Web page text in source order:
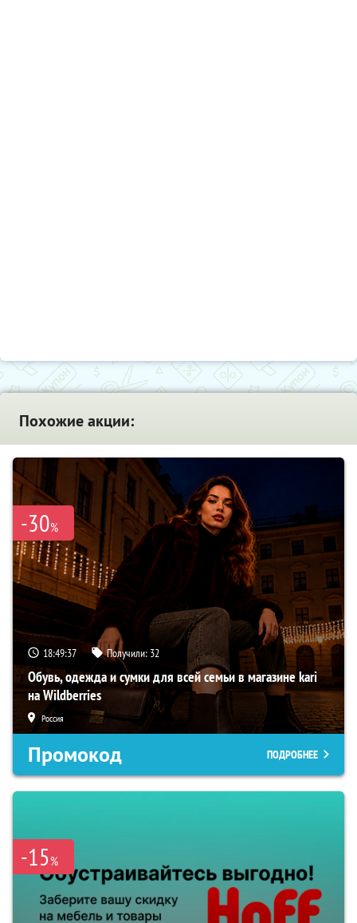
Похожие акции:
-30%
18:49:36 Получили: 32
Обувь, одежда и сумки для всей семьи в магазине kari
на Wildberries
Россия
Промокод ПОДРОБНЕЕ
-15%